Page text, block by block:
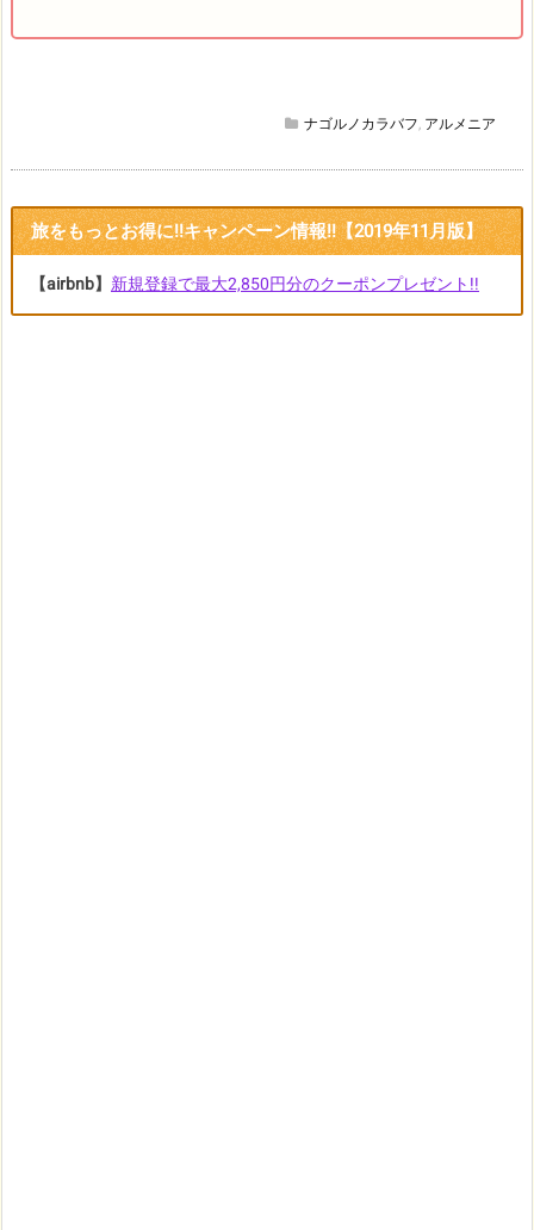
ナゴルノカラバフ, アルメニア
旅をもっとお得に!!キャンペーン情報!!【2019年11月版】
【airbnb】 新規登録で最大2,850円分のクーポンプレゼント!!